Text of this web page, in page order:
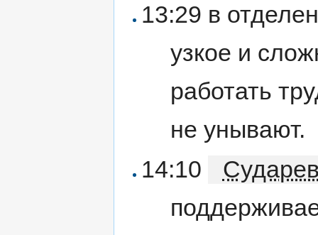
13:29 в
узкое и
работать
не унывают.
14:10